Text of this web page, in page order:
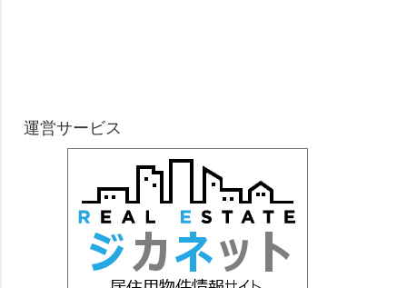
運営サービス